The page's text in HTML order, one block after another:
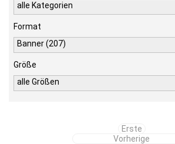
alle Kategorien
Format
Banner (207)
Größe
alle Größen
Erste
Vorherige